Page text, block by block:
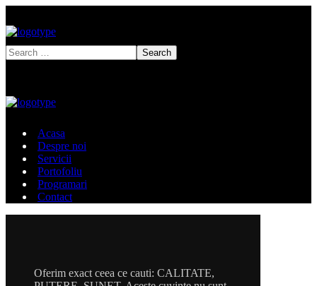
Acasa
Despre noi
Servicii
Portofoliu
Programari
Contact
Oferim exact ceea ce cauti: CALITATE,